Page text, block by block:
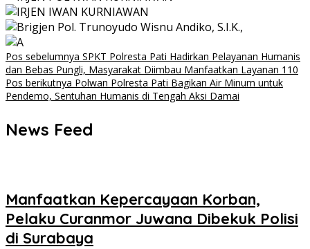
Navigasi
pos
Pos sebelumnya SPKT Polresta Pati Hadirkan Pelayanan Humanis
dan Bebas Pungli, Masyarakat Diimbau Manfaatkan Layanan 110
Pos berikutnya Polwan Polresta Pati Bagikan Air Minum untuk
Pendemo, Sentuhan Humanis di Tengah Aksi Damai
News Feed
Manfaatkan Kepercayaan Korban,
Pelaku Curanmor Juwana Dibekuk Polisi
di Surabaya